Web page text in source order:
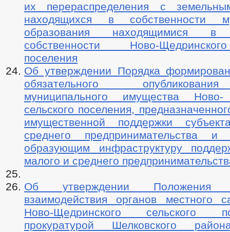
их перераспределения с
находящихся в собственности
образования находящимися в
собственности Ново-
поселения
Об утверждении Порядка
обязательного
муниципального имущества Ново-
сельского поселения,
имущественной поддержки
среднего предпринимательства и
образующим инфраструктуру
малого и среднего
Об утверждении
взаимодействия органов местного
Ново-Щедринского сельского
прокуратурой Шелковского